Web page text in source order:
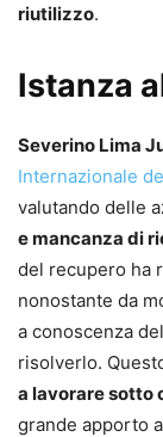
riutilizzo.
Istanza
Severino Lima
Internazionale
valutando delle
e mancanza di
del recupero ha
nonostante da
a conoscenza
risolverlo.
a lavorare sotto
grande apporto